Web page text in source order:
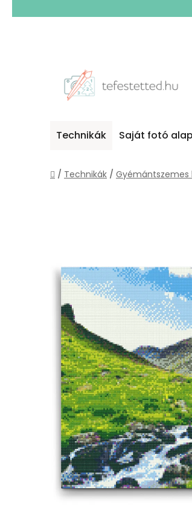
Technikák Saját fotó
Kezdőlap
/ Technikák / Gyémántszemes